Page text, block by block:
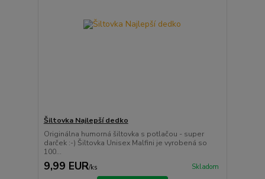
Šiltovka Najlepší dedko
Originálna humorná šiltovka s potlačou - super
darček :-) Šiltovka Unisex Malfini je vyrobená so
100...
9,99 EUR/ks Skladom